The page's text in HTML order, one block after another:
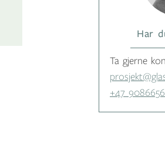
Har
Ta gjerne
+47